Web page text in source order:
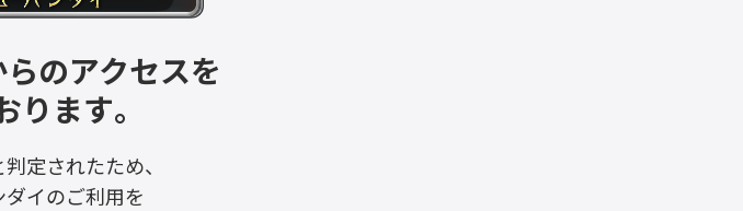
のアクセスを
ります。
定されたため、
イのご利用を